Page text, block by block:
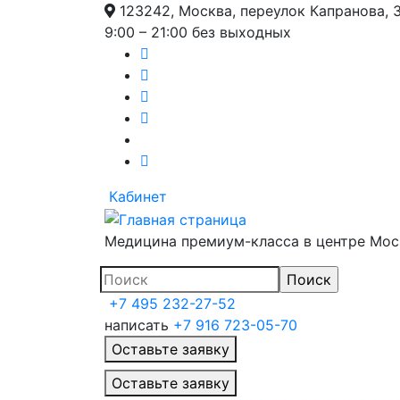
123242, Москва, переулок Капранова,
9:00 – 21:00 без выходных
Кабинет
Медицина премиум-класса в центре
+7 495 232-27-52
написать +7 916 723-05-70
Оставьте заявку
Главное меню
Оставьте заявку